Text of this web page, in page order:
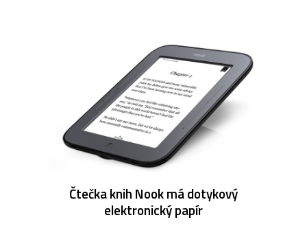
Čtečka knih Nook má dotykový
elektronický papír